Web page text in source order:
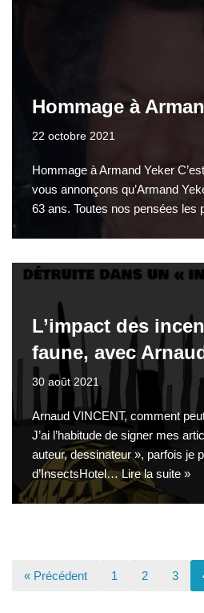
Hommage à
22 octobre 2021
Hommage à Armand Yeker
vous annonçons qu’Armand
63 ans. Toutes nos pensées les
L’impact des
faune, avec
30 août 2021
Arnaud VINCENT, comment
J’ai l’habitude de signer mes
auteur, dessinateur », parfois je
d’InsectsHotel…Lire la suite »
« Précédent 1 2 3